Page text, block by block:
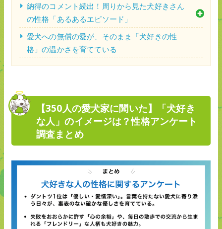
納得のコメント続出！周りから見た犬好きさん
の性格「あるあるエピソード」
愛犬への無償の愛が、そのまま「犬好きの性
格」の温かさを育てている
【350人の愛犬家に聞いた】「犬好き
な人」のイメージは？性格アンケート
調査まとめ